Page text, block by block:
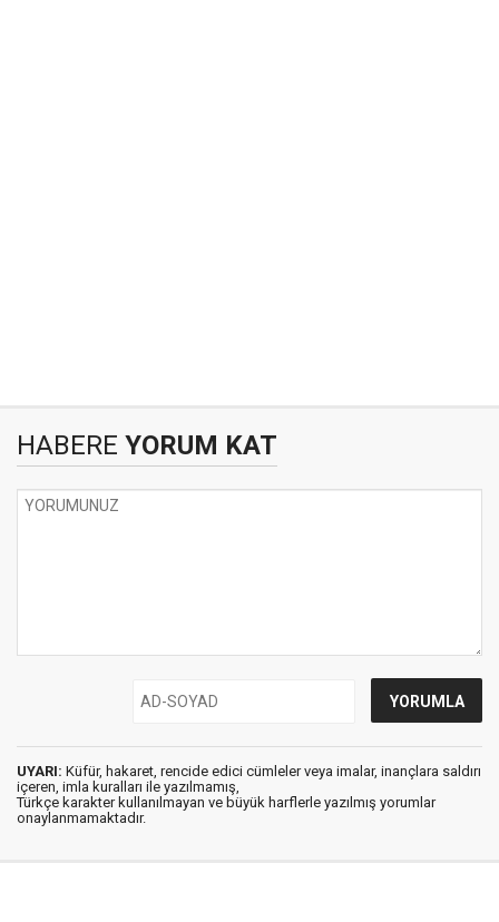
HABERE YORUM KAT
UYARI: Küfür, hakaret, rencide edici cümleler veya imalar, inançlara saldırı
içeren, imla kuralları ile yazılmamış,
Türkçe karakter kullanılmayan ve büyük harflerle yazılmış yorumlar
onaylanmamaktadır.